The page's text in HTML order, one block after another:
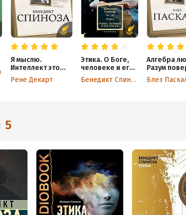
Я мыслю.
Интеллект это
страсть
Рене Декарт
Этика. О Боге,
человеке и его
счастье
Бенедикт Спиноза
Алгебра
Разум
чувства
Блез
5